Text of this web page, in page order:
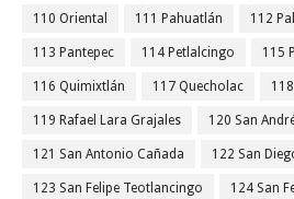
110 Oriental 111 Pahuatlán 112
113 Pantepec 114 Petlalcingo 115
116 Quimixtlán 117 Quecholac
119 Rafael Lara Grajales 120 San
121 San Antonio Cañada 122 San
123 San Felipe Teotlancingo 124 San